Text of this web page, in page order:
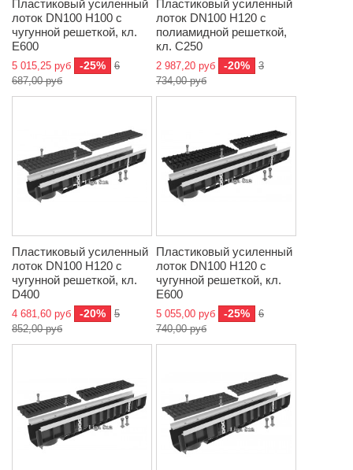
Пластиковый усиленный
лоток DN100 H100 с
чугунной решеткой, кл.
E600
5 015,25 руб -25%
6
687,00 руб
Пластиковый усиленный
лоток DN100 H120 с
полиамидной решеткой,
кл. C250
2 987,20 руб -20%
3
734,00 руб
Пластиковый усиленный
лоток DN100 H120 с
чугунной решеткой, кл.
D400
4 681,60 руб -20%
5
852,00 руб
Пластиковый усиленный
лоток DN100 H120 с
чугунной решеткой, кл.
E600
5 055,00 руб -25%
6
740,00 руб